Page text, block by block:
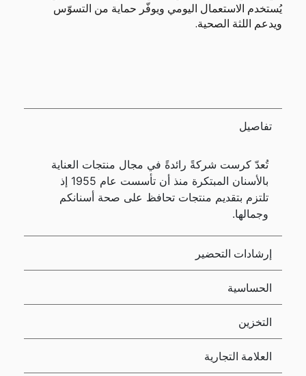
يُستخدم الاستعمال اليومي ويوفّر حماية من التسوّس
ويدعم اللثة الصحية.
تفاصيل
تُعدّ كرست شركةً رائدةً في مجال منتجات العناية
بالأسنان المبتكرة منذ أن تأسست عام 1955 إذ
تلتزم بتقديم منتجات تحافظ على صحة أسنانكم
وجمالها.
إرشادات التحضير
الحساسية
التخزين
العلامة التجارية